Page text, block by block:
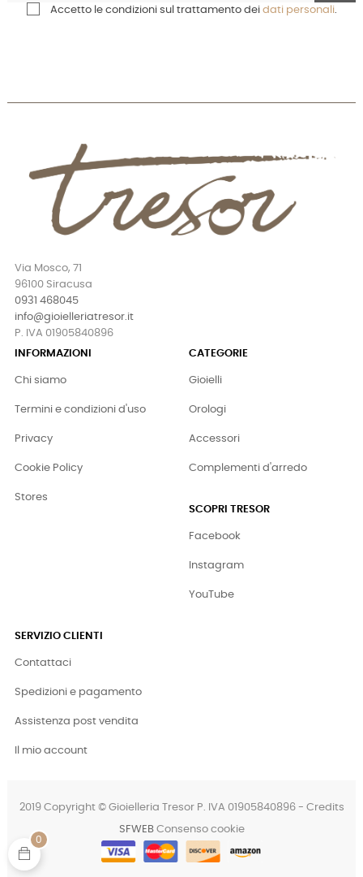
Accetto le condizioni sul trattamento dei dati personali.
Via Mosco, 71
96100 Siracusa
0931 468045
info@gioielleriatresor.it
P. IVA 01905840896
INFORMAZIONI
Chi siamo
Termini e condizioni d'uso
Privacy
Cookie Policy
Stores
CATEGORIE
Gioielli
Orologi
Accessori
Complementi d'arredo
SCOPRI TRESOR
Facebook
Instagram
YouTube
SERVIZIO CLIENTI
Contattaci
Spedizioni e pagamento
Assistenza post vendita
Il mio account
2019 Copyright © Gioielleria Tresor P. IVA 01905840896 - Credits
SFWEB Consenso cookie
0